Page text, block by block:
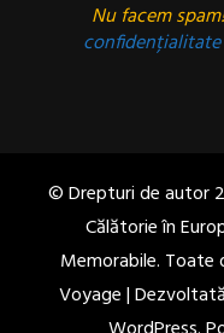
Nu facem
confidențialitate
© Drepturi de autor
Călătorie în
Memorabile. Toate
Voyage |